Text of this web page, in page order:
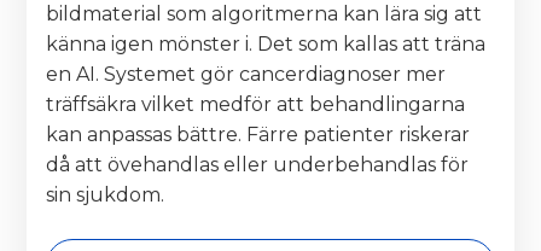
bildmaterial som algoritmerna kan lära sig att
känna igen mönster i. Det som kallas att träna
en AI. Systemet gör cancerdiagnoser mer
träffsäkra vilket medför att behandlingarna
kan anpassas bättre. Färre patienter riskerar
då att övehandlas eller underbehandlas för
sin sjukdom.